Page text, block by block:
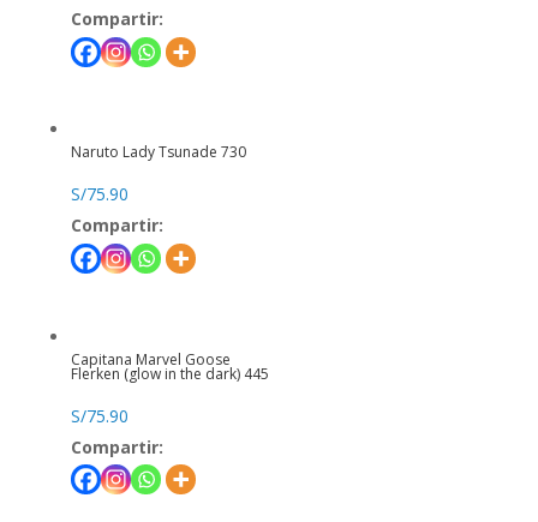
Compartir:
Naruto Lady Tsunade 730
S/75.90
Compartir:
Capitana Marvel Goose
Flerken (glow in the dark) 445
S/75.90
Compartir: